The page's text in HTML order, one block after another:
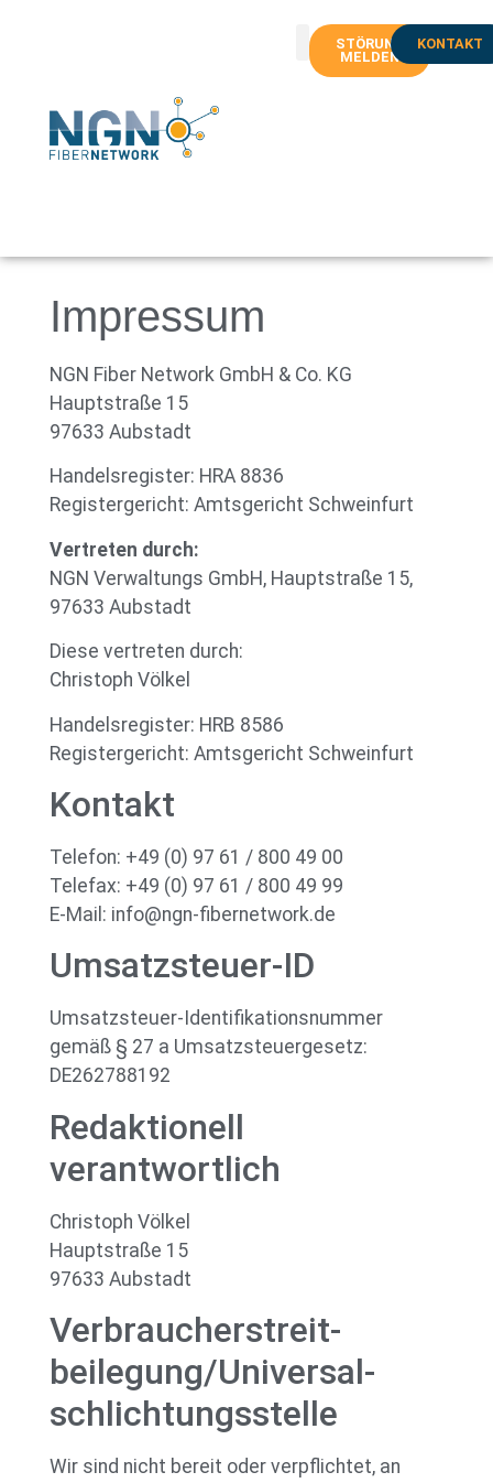
STÖRUNG
MELDEN
KONTAKT
Impressum
NGN Fiber Network GmbH & Co. KG
Hauptstraße 15
97633 Aubstadt
Handelsregister: HRA 8836
Registergericht: Amtsgericht Schweinfurt
Vertreten durch:
NGN Verwaltungs GmbH, Hauptstraße 15,
97633 Aubstadt
Diese vertreten durch:
Christoph Völkel
Handelsregister: HRB 8586
Registergericht: Amtsgericht Schweinfurt
Kontakt
Telefon: +49 (0) 97 61 / 800 49 00
Telefax: +49 (0) 97 61 / 800 49 99
E-Mail: info@ngn-fibernetwork.de
Umsatzsteuer-ID
Umsatzsteuer-Identifikationsnummer
gemäß § 27 a Umsatzsteuergesetz:
DE262788192
Redaktionell
verantwortlich
Christoph Völkel
Hauptstraße 15
97633 Aubstadt
Verbraucher­streit­
beilegung/Universal­
schlichtungs­stelle
Wir sind nicht bereit oder verpflichtet, an